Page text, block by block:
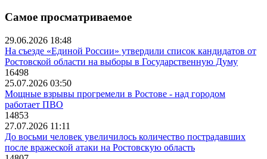
Самое просматриваемое
29.06.2026 18:48
На съезде «Единой России» утвердили список кандидатов от
Ростовской области на выборы в Государственную Думу
16498
25.07.2026 03:50
Мощные взрывы прогремели в Ростове - над городом
работает ПВО
14853
27.07.2026 11:11
До восьми человек увеличилось количество пострадавших
после вражеской атаки на Ростовскую область